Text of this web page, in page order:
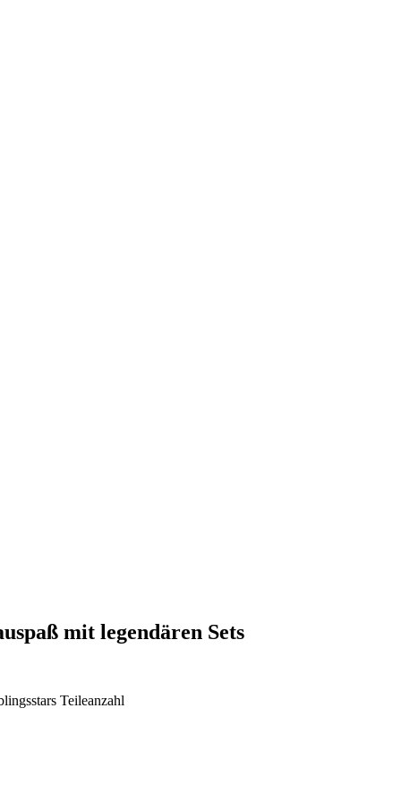
mit legendären Sets
Teileanzahl